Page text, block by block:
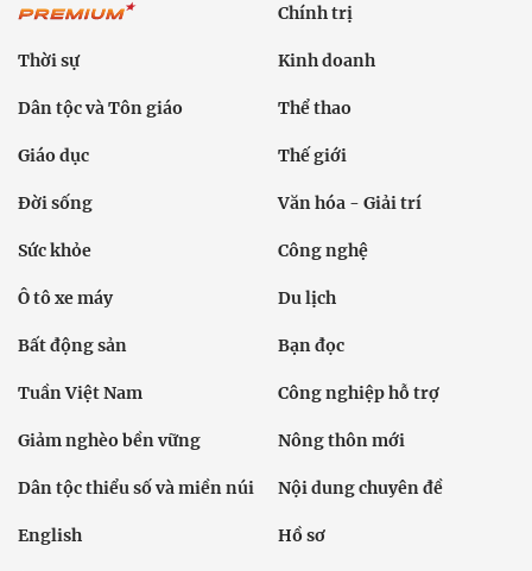
Chính trị
Thời sự Kinh doanh
Dân tộc và Tôn giáo Thể thao
Giáo dục Thế giới
Đời sống Văn hóa - Giải trí
Sức khỏe Công nghệ
Ô tô xe máy Du lịch
Bất động sản Bạn đọc
Tuần Việt Nam Công nghiệp hỗ trợ
Giảm nghèo bền vững Nông thôn mới
Dân tộc thiểu số và miền núi Nội dung chuyên đề
English Hồ sơ